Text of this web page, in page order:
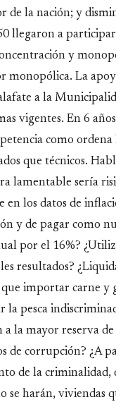
de la nación; y
llegaron a
y
monopólica. La
a la
vigentes. En 6
como
que técnicos.
lamentable sería
en los datos de
y de pagar como
por el 16%?
resultados?
importar carne y
la pesca
a la mayor reserva
de corrupción? ¿A
de la criminalidad,
se harán, viviendas